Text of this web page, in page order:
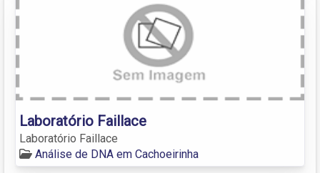
Laboratório Faillace
Laboratório Faillace
Análise de DNA em Cachoeirinha